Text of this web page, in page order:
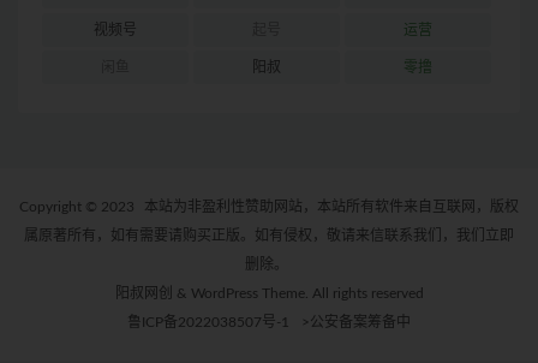
视频号 运营
阳叔 零撸
Copyright © 2023
本站为非盈利性赞助网站，本站所有软件来自互联网，版权
属原著所有，如有需要请购买正版。如有侵权，敬请来信联系我们，我们立即
删除。
阳叔网创 & WordPress Theme. All rights reserved
鲁ICP备2022038507号-1
>公安备案筹备中